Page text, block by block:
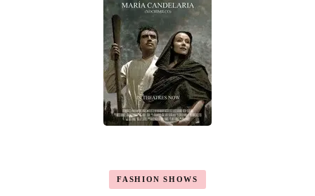
FASHION SHOWS